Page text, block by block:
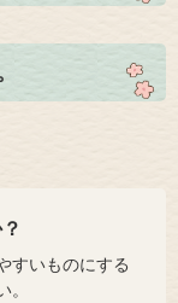
すいものにする